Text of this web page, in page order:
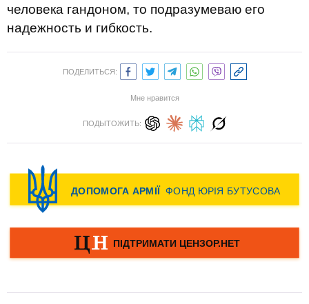
человека гандоном, то подразумеваю его
надежность и гибкость.
ПОДЕЛИТЬСЯ:
Мне нравится
ПОДЫТОЖИТЬ: